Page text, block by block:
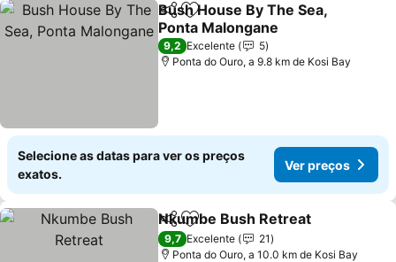
PartilharAdicionar aos favoritos
Bush House By The Sea,
Ponta Malongane
Ver preços
9,2 Excelente
5
Ponta do Ouro, a 9.8 km de Kosi Bay
Selecione as datas para ver os preços
exatos.
Ver preços
PartilharAdicionar aos favoritos
Nkumbe Bush Retreat
9,7 Excelente
21
Ponta do Ouro, a 10.0 km de Kosi Bay